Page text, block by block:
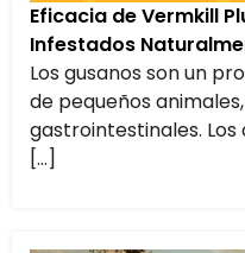
Eficacia de Vermkill
Infestados
Los gusanos son un
de pequeños
gastrointestinales.
[…]